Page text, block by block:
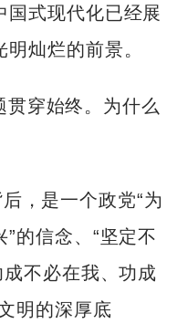
国式现代化已经展
灿烂的前景。
贯穿始终。为什么
，是一个政党“为
的信念、“坚定不
不必在我、功成
明的深厚底